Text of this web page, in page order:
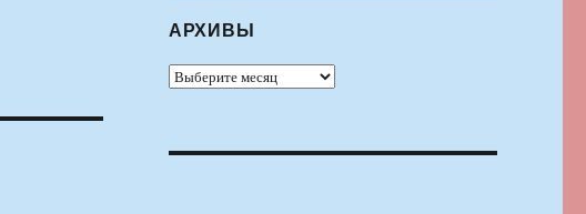
АРХИВЫ
Архивы